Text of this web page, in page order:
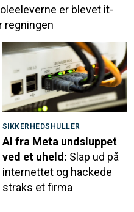
er blevet it-
regningen
SIKKERHEDSHULLER
AI fra Meta undsluppet
ved et uheld: Slap ud på
internettet og hackede
straks et firma